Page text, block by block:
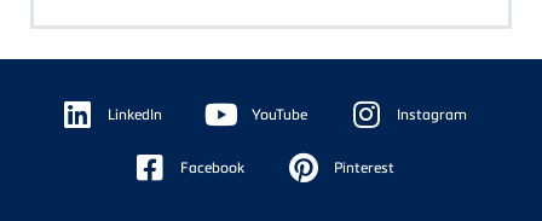
Floating
Sidebar LinkedIn YouTube Instagram
Facebook Pinterest